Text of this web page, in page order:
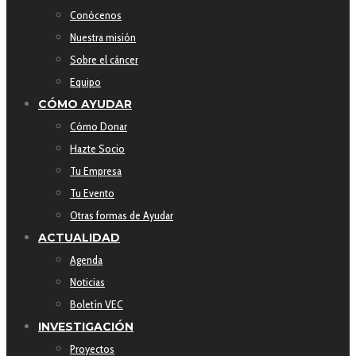
Conócenos
Nuestra misión
Sobre el cáncer
Equipo
CÓMO AYUDAR
Cómo Donar
Hazte Socio
Tu Empresa
Tu Evento
Otras formas de Ayudar
ACTUALIDAD
Agenda
Noticias
Boletín VEC
INVESTIGACIÓN
Proyectos